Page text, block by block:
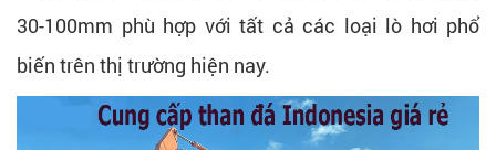
30-100mm phù hợp với tất cả các loại lò hơi phổ
biến trên thị trường hiện nay.